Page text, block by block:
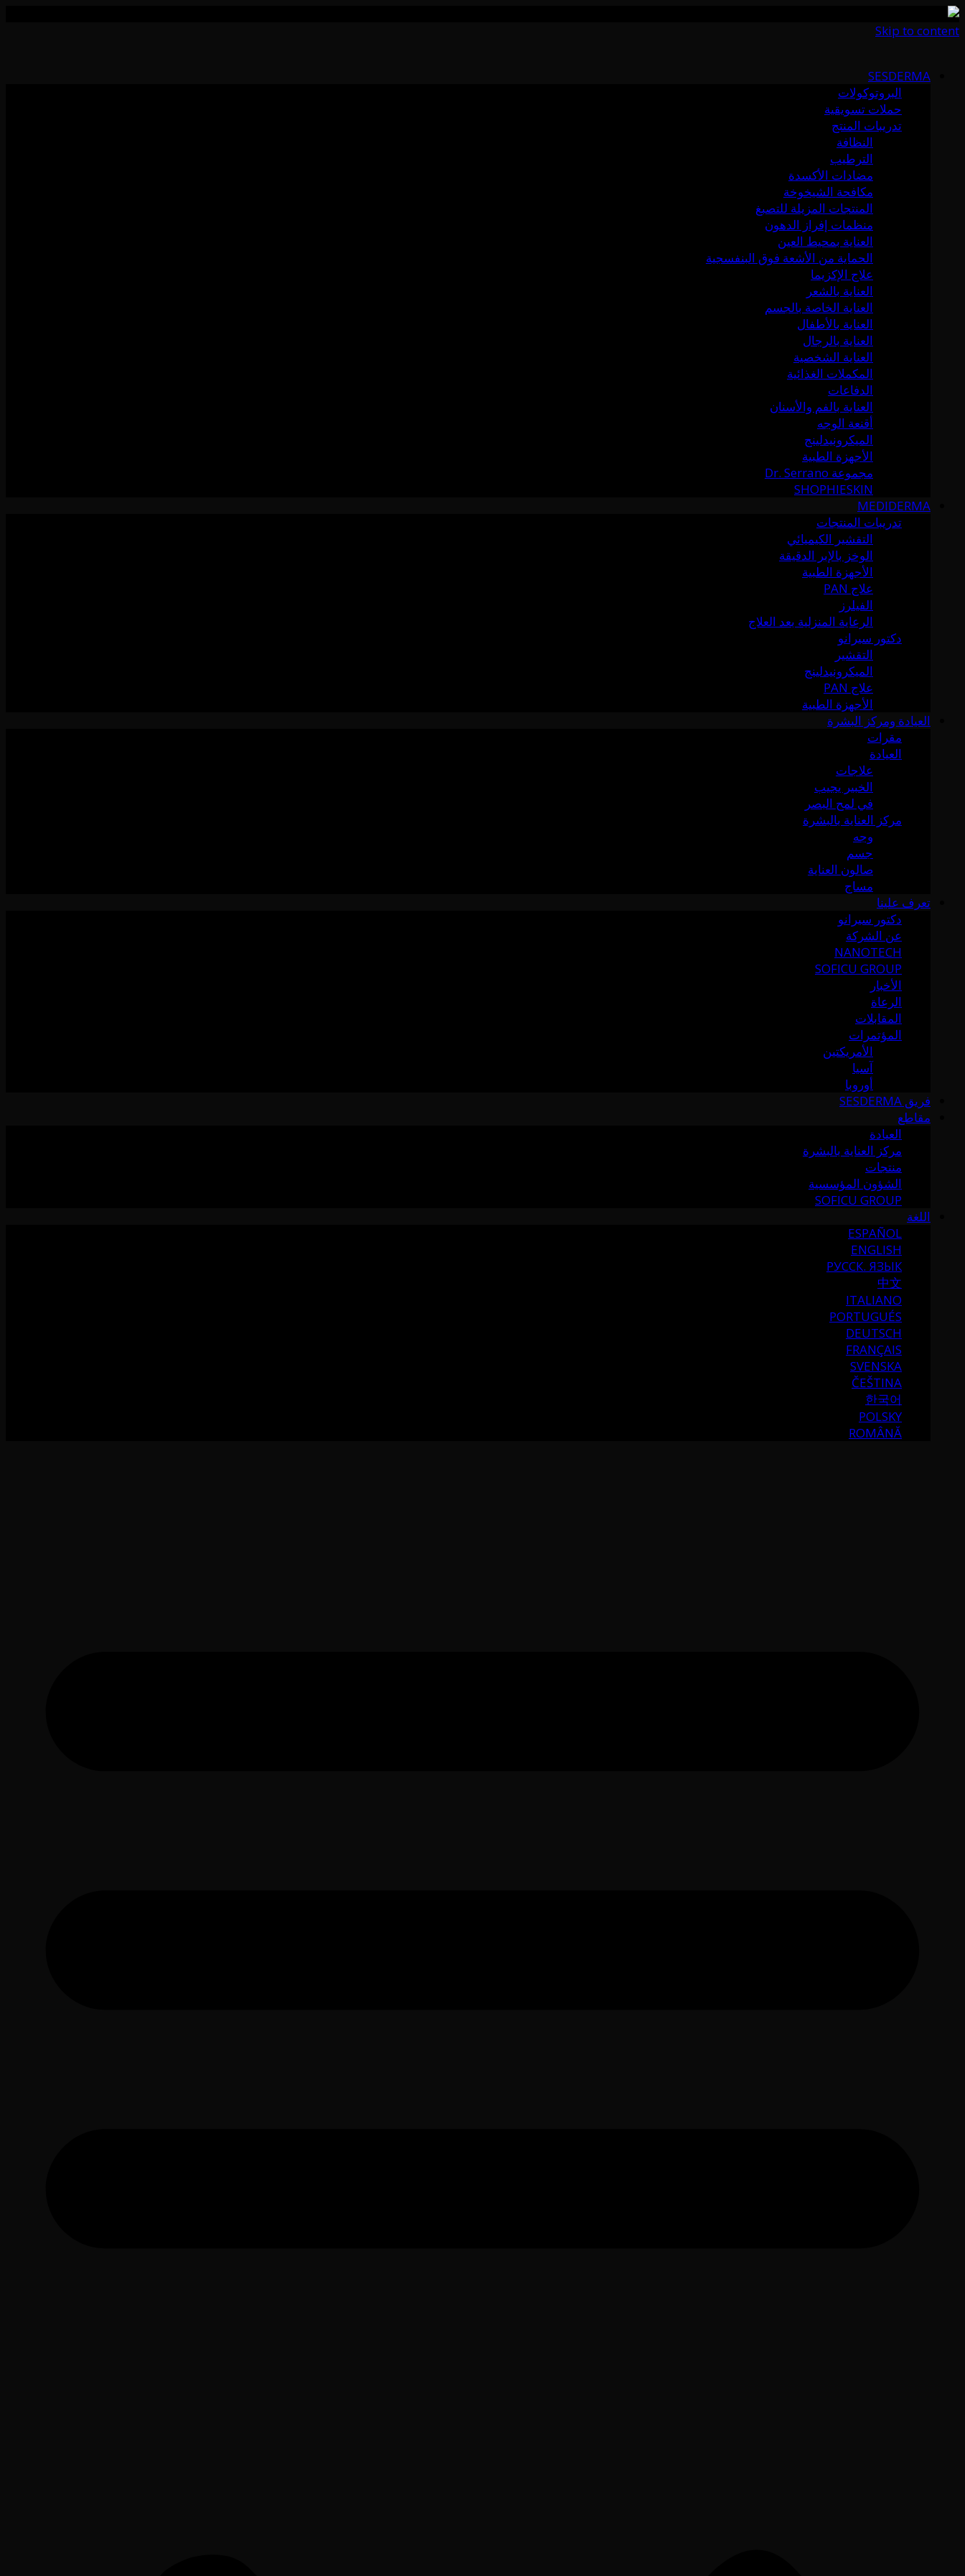
Skip to content
SESDERMA
البروتوكولات
حملات تسويقية
تدريبات المنتج
النظافة
الترطيب
مضادات الأكسدة
مكافحة الشيخوخة
المنتجات المزيلة للتصبغ
منظمات إفراز الدهون
العناية بمحيط العين
الحماية من الأشعة فوق البنفسجية
علاج الإكزيما
العناية بالشعر
العناية الخاصة بالجسم
العناية بالأطفال
العناية بالرجال
العناية الشخصية
المكملات الغذائية
الدفاعات
العناية بالفم والأسنان
أقنعة الوجه
الميكرونيدلينج
الأجهزة الطبية
مجموعة Dr. Serrano
SHOPHIESKIN
MEDIDERMA
تدريبات المنتجات
التقشير الكيميائي
الوخز بالإبر الدقيقة
الأجهزة الطبية
علاج PAN
الفيلرز
الرعاية المنزلية بعد العلاج
دكتور سيرانو
التقشير
الميكرونيدلينج
علاج PAN
الأجهزة الطبية
العيادة ومركز البشرة
مقرات
العيادة
علاجات
الخبير يجيب
في لمح البصر
مركز العناية بالبشرة
وجه
جسم
صالون العناية
مساج
تعرف علينا
دكتور سيرانو
عن الشركة
NANOTECH
SOFICU GROUP
الأخبار
الرعاة
المقابلات
المؤتمرات
الأمريكتين
آسيا
أوروبا
فريق SESDERMA
مقاطع
العيادة
مركز العناية بالبشرة
منتجات
الشؤون المؤسسية
SOFICU GROUP
اللغة
ESPAÑOL
ENGLISH
РУССК. ЯЗЫК
中文
ITALIANO
PORTUGUÉS
DEUTSCH
FRANÇAIS
SVENSKA
ČEŠTINA
한국어
POLSKY
ROMÂNĂ